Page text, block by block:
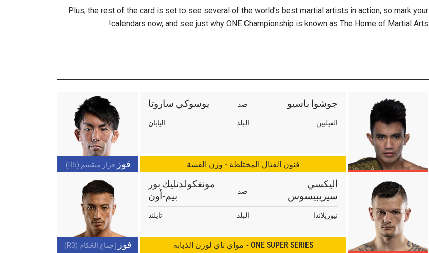
Plus, the rest of the card is set to see several of the world’s best martial artists in action, so mark your
calendars now, and see just why ONE Championship is known as The Home of Martial Arts!
فنون القتال المختلطة - وزن القشة فوز قرار منقسم (R5)
جوشوا باسيو ضد يوسوكي ساروتا
الفيلبين البلد اليابان
ONE SUPER SERIES - مواي تاي لوزن الذبابة فوز إجماع الحّكام (R3)
أليكسي
سيريبيسوس
ضد
مونغكولدتليك بور
بيم-أون
نيوزيلاندا البلد تايلند